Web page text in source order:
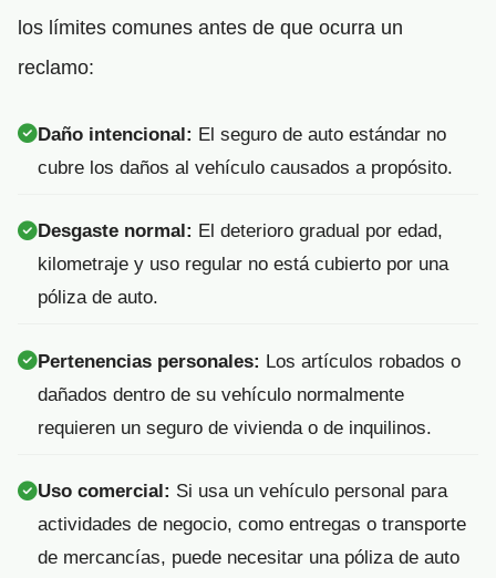
los límites comunes antes de que ocurra un
reclamo:
Daño intencional: El seguro de auto estándar no
cubre los daños al vehículo causados a propósito.
Desgaste normal: El deterioro gradual por edad,
kilometraje y uso regular no está cubierto por una
póliza de auto.
Pertenencias personales: Los artículos robados o
dañados dentro de su vehículo normalmente
requieren un seguro de vivienda o de inquilinos.
Uso comercial: Si usa un vehículo personal para
actividades de negocio, como entregas o transporte
de mercancías, puede necesitar una póliza de auto